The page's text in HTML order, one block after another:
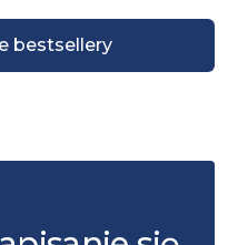
bestsellery